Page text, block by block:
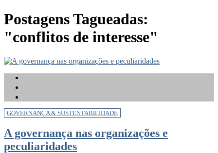
Postagens Tagueadas:
"conflitos de interesse"
GOVERNANÇA & SUSTENTABILIDADE
A governança nas organizações e
peculiaridades